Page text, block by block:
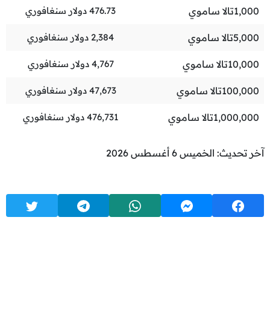
1,000تالا ساموي 476.73 دولار سنغافوري
5,000تالا ساموي 2,384 دولار سنغافوري
10,000تالا ساموي 4,767 دولار سنغافوري
100,000تالا ساموي 47,673 دولار سنغافوري
1,000,000تالا ساموي 476,731 دولار سنغافوري
آخر تحديث: الخميس 6 أغسطس 2026